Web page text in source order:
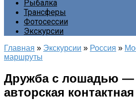
Рыбалка
Трансферы
Фотосессии
Экскурсии
Главная » Экскурсии » Россия »
маршруты
Дружба с лошадью —
авторская